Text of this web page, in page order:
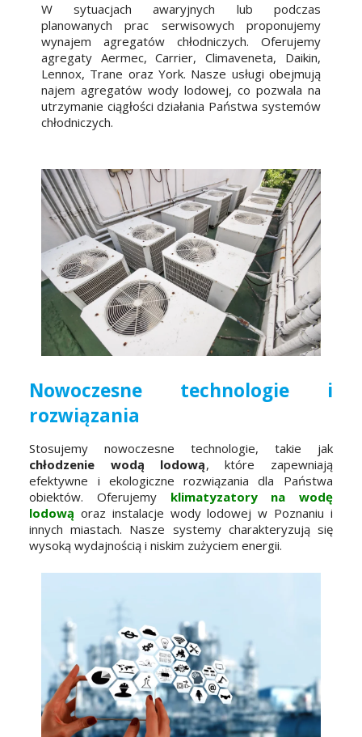
W sytuacjach awaryjnych lub podczas
planowanych prac serwisowych proponujemy
wynajem agregatów chłodniczych. Oferujemy
agregaty Aermec, Carrier, Climaveneta, Daikin,
Lennox, Trane oraz York. Nasze usługi obejmują
najem agregatów wody lodowej, co pozwala na
utrzymanie ciągłości działania Państwa systemów
chłodniczych.
Nowoczesne technologie i
rozwiązania
Stosujemy nowoczesne technologie, takie jak
chłodzenie wodą lodową, które zapewniają
efektywne i ekologiczne rozwiązania dla Państwa
obiektów. Oferujemy klimatyzatory na wodę
lodową oraz instalacje wody lodowej w Poznaniu i
innych miastach. Nasze systemy charakteryzują się
wysoką wydajnością i niskim zużyciem energii.